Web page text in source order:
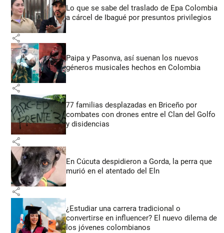
Lo que se sabe del traslado de Epa Colombia
a cárcel de Ibagué por presuntos privilegios
share
Paipa y Pasonva, así suenan los nuevos
géneros musicales hechos en Colombia
share
77 familias desplazadas en Briceño por
combates con drones entre el Clan del Golfo
y disidencias
share
En Cúcuta despidieron a Gorda, la perra que
murió en el atentado del Eln
share
¿Estudiar una carrera tradicional o
convertirse en influencer? El nuevo dilema de
los jóvenes colombianos